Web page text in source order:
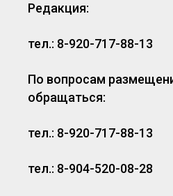
Редакция:
тел.: 8-920-717-88-13
По вопросам
обращаться:
тел.: 8-920-717-88-13
тел.: 8-904-520-08-28